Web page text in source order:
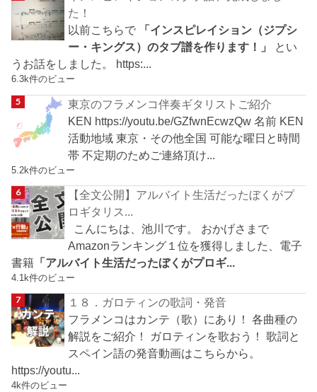
た！
以前こちらで
「インスピレイション（ジプシ
ー・キングス）のタブ譜を作ります！」
とい
うお話をしました。 https:...
6.3k件のビュー
東京のフラメンコ伴奏ギタリストご紹介
KEN https://youtu.be/GZfwnEcwzQw 名前 KEN
活動地域 東京・その他全国 可能な曜日と時間
帯 不定期のためご連絡頂け...
5.2k件のビュー
【全文公開】アルバイト生活だったぼくがプ
ロギタリス...
こんにちは、池川です。 おかげさまで
Amazonランキング１位を獲得しました、電子
書籍 「アルバイト生活だったぼくがプロギ...
4.1k件のビュー
１８．ガロティンの歌詞・発音
フラメンコはカンテ（歌）にあり！ 各曲種の
解説をご紹介！ ガロティンを歌おう！ 歌詞と
スペイン語の発音動画はこちらから。
https://youtu...
4k件のビュー